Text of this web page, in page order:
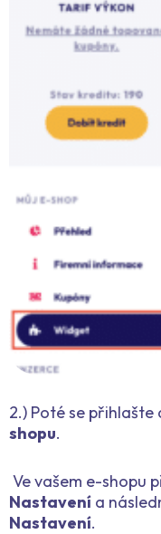
2.) Poté se přihlašte
shopu.
Ve vašem e-shopu
Nastavení a
Nastavení.